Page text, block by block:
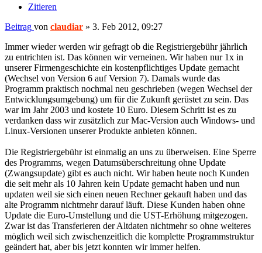
Zitieren
Beitrag von claudiar » 3. Feb 2012, 09:27
Immer wieder werden wir gefragt ob die Registriergebühr jährlich
zu entrichten ist. Das können wir verneinen. Wir haben nur 1x in
unserer Firmengeschichte ein kostenpflichtiges Update gemacht
(Wechsel von Version 6 auf Version 7). Damals wurde das
Programm praktisch nochmal neu geschrieben (wegen Wechsel der
Entwicklungsumgebung) um für die Zukunft gerüstet zu sein. Das
war im Jahr 2003 und kostete 10 Euro. Diesem Schritt ist es zu
verdanken dass wir zusätzlich zur Mac-Version auch Windows- und
Linux-Versionen unserer Produkte anbieten können.
Die Registriergebühr ist einmalig an uns zu überweisen. Eine Sperre
des Programms, wegen Datumsüberschreitung ohne Update
(Zwangsupdate) gibt es auch nicht. Wir haben heute noch Kunden
die seit mehr als 10 Jahren kein Update gemacht haben und nun
updaten weil sie sich einen neuen Rechner gekauft haben und das
alte Programm nichtmehr darauf läuft. Diese Kunden haben ohne
Update die Euro-Umstellung und die UST-Erhöhung mitgezogen.
Zwar ist das Transferieren der Altdaten nichtmehr so ohne weiteres
möglich weil sich zwischenzeitlich die komplette Programmstruktur
geändert hat, aber bis jetzt konnten wir immer helfen.